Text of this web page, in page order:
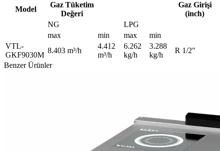
Model
Gaz Tüketim
Değeri
Gaz Girişi
(inch)
NG
LPG
max
min max
min
VTL-
GKF9030M
8.403 m³/h
4.412
m³/h
6.262
kg/h
3.288
kg/h
R 1/2"
Benzer Ürünler